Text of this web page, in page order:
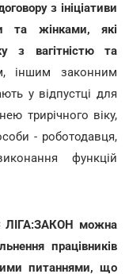
з ініціативи
та жінками, які
з вагітністю та
іншим законним
у відпустці для
трирічного віку,
- роботодавця,
функцій
ЛІГА:ЗАКОН можна
працівників
питаннями, що